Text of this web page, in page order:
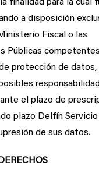
finalidad para la cual
a disposición
Fiscal o las
Públicas
protección de datos,
el plazo de
plazo Delfín
de sus datos.